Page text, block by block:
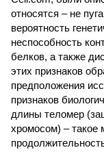
относятся – не
вероятность
неспособность
белков, а также
этих признаков
предположения
признаков
длины теломер
хромосом) – такое